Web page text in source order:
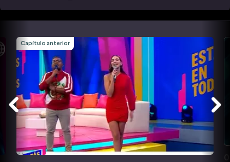
Capítulo anterior